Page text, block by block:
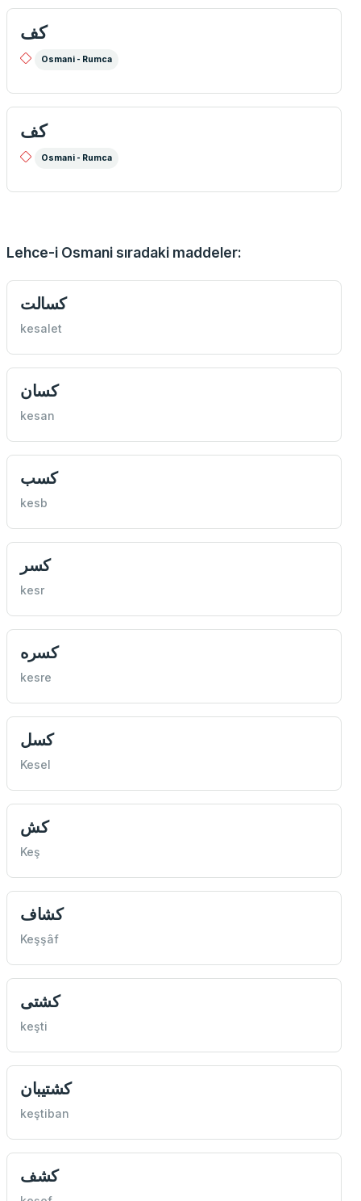
كف
Osmani - Rumca
كف
Osmani - Rumca
Lehce-i Osmani sıradaki maddeler:
كسالت
kesalet
كسان
kesan
كسب
kesb
كسر
kesr
كسره
kesre
كسل
Kesel
كش
Keş
كشاف
Keşşâf
كشتی
keşti
كشتيبان
keştiban
كشف